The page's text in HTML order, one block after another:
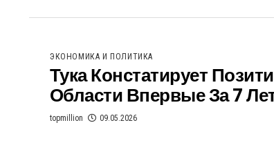
ЭКОНОМИКА И ПОЛИТИКА
Тука Констатирует
Области Впервые За 7
topmillion 09.05.2026